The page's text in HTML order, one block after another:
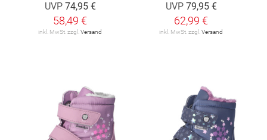
UVP 74,95 €
58,49 €
inkl. MwSt. zzgl. Versand
UVP 79,95 €
62,99 €
inkl. MwSt. zzgl. Versand